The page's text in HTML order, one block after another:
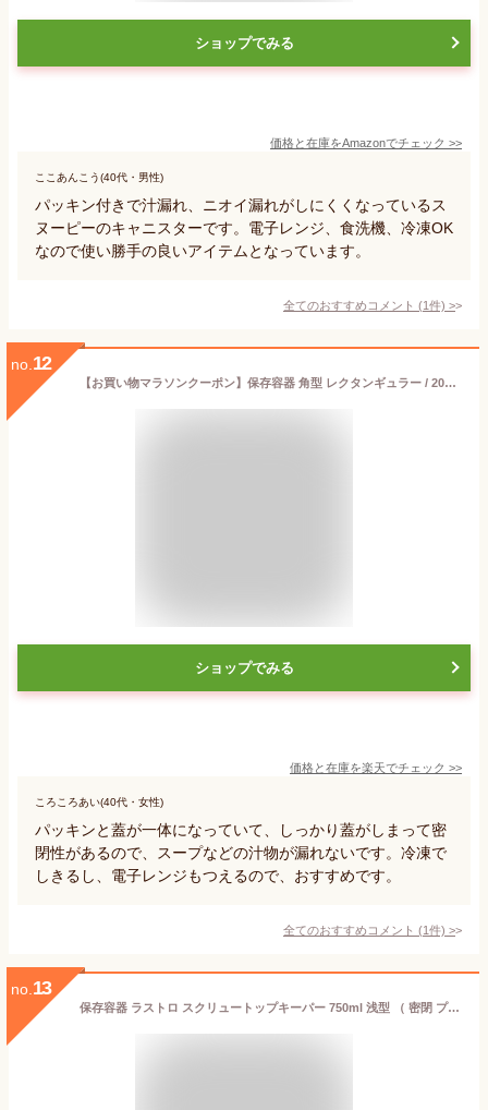
ショップでみる
価格と在庫をAmazonでチェック >>
ここあんこう(40代・男性)
パッキン付きで汁漏れ、ニオイ漏れがしにくくなっているス
ヌーピーのキャニスターです。電子レンジ、食洗機、冷凍OK
なので使い勝手の良いアイテムとなっています。
全てのおすすめコメント (1件) >
no. 12
【お買い物マラソンクーポン】保存容器 角型 レクタンギュラー / 2000ml | 全4色 Cirqula サーキュラ MEPAL メパル 漏れない 電子レンジ 冷凍 食洗機 耐冷 耐熱 フードコンテナ バット 弁当箱 ランチボックス おしゃれ 便利 ホワイト ブルー ブラック 便利 人気
ショップでみる
価格と在庫を楽天でチェック >>
ころころあい(40代・女性)
パッキンと蓋が一体になっていて、しっかり蓋がしまって密
閉性があるので、スープなどの汁物が漏れないです。冷凍で
しきるし、電子レンジもつえるので、おすすめです。
全てのおすすめコメント (1件) >
no. 13
保存容器 ラストロ スクリュートップキーパー 750ml 浅型 （ 密閉 プラスチック 食洗機対応 冷凍庫 電子レンジ対応 プラスチック保存容器 冷凍OK 入れ子式 密封 冷凍 ）